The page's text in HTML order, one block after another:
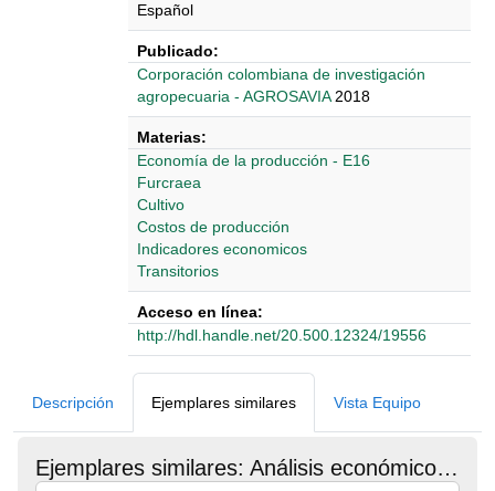
Español
Publicado:
‎‎Corporación colombiana de investigación
agropecuaria - AGROSAVIA 2018
Materias:
Economía de la producción - E16
Furcraea
Cultivo
Costos de producción
Indicadores economicos
Transitorios
Acceso en línea:
http://hdl.handle.net/20.500.12324/19556
Descripción Ejemplares similares Vista Equipo
Ejemplares similares: Análisis económico e impacto del virus de la macana en el cultivo de fique: virus y vector en la enfermedad de la macana